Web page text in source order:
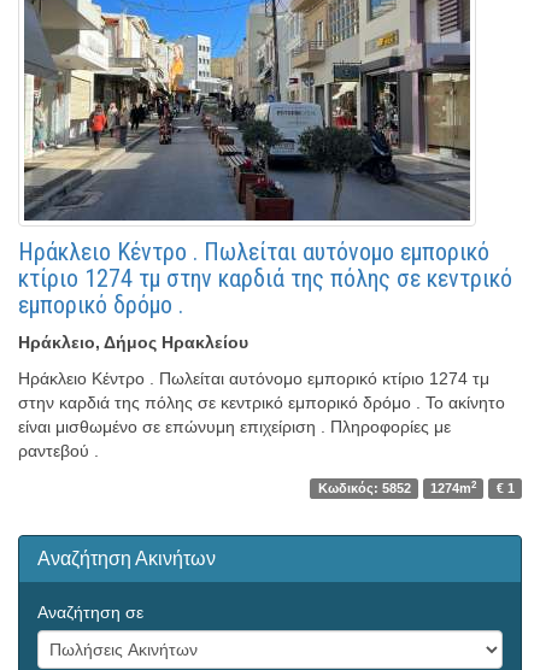
Ηράκλειο Κέντρο . Πωλείται αυτόνομο εμπορικό
κτίριο 1274 τμ στην καρδιά της πόλης σε κεντρικό
εμπορικό δρόμο .
Ηράκλειο, Δήμος Ηρακλείου
Ηράκλειο Κέντρο . Πωλείται αυτόνομο εμπορικό κτίριο 1274 τμ
στην καρδιά της πόλης σε κεντρικό εμπορικό δρόμο . Το ακίνητο
είναι μισθωμένο σε επώνυμη επιχείριση . Πληροφορίες με
ραντεβού .
Κωδικός: 5852 1274m2 € 1
Αναζήτηση Ακινήτων
Αναζήτηση σε